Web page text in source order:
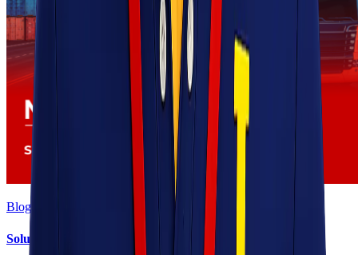
Blog
Solusi Logistik untuk Perusahaan Manufaktur